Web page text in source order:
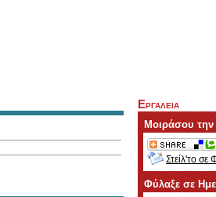
Εργαλεια
Μοιράσου
Στείλ'το σε
Φύλαξε σε